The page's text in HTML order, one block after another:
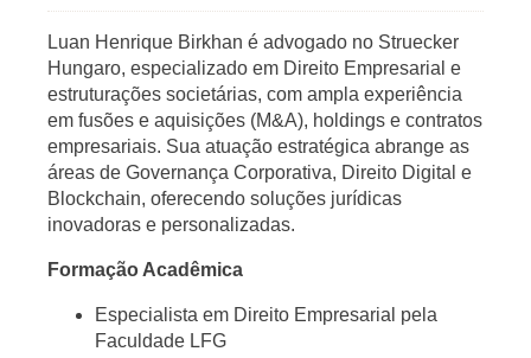
Luan Henrique Birkhan é advogado no Struecker
Hungaro, especializado em Direito Empresarial e
estruturações societárias, com ampla experiência
em fusões e aquisições (M&A), holdings e contratos
empresariais. Sua atuação estratégica abrange as
áreas de Governança Corporativa, Direito Digital e
Blockchain, oferecendo soluções jurídicas
inovadoras e personalizadas.
Formação Acadêmica
Especialista em Direito Empresarial pela
Faculdade LFG